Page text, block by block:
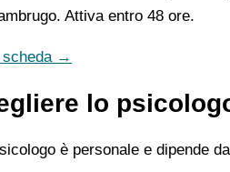
Attiva entro 48 ore.
scheda →
lo
è personale e dipende